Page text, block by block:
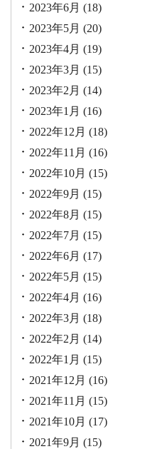
2023年6月 (18)
2023年5月 (20)
2023年4月 (19)
2023年3月 (15)
2023年2月 (14)
2023年1月 (16)
2022年12月 (18)
2022年11月 (16)
2022年10月 (15)
2022年9月 (15)
2022年8月 (15)
2022年7月 (15)
2022年6月 (17)
2022年5月 (15)
2022年4月 (16)
2022年3月 (18)
2022年2月 (14)
2022年1月 (15)
2021年12月 (16)
2021年11月 (15)
2021年10月 (17)
2021年9月 (15)